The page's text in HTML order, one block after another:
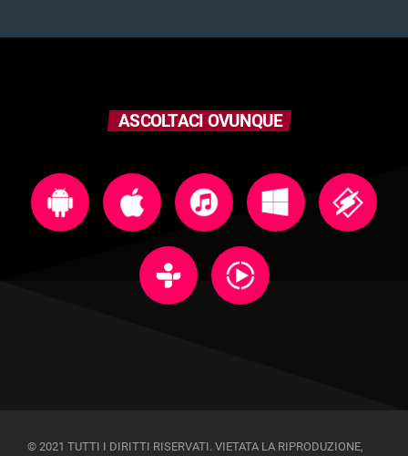
ASCOLTACI OVUNQUE
© 2021 TUTTI I DIRITTI RISERVATI. VIETATA LA RIPRODUZIONE,